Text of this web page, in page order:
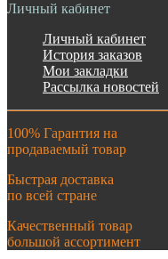
Личный кабинет
Личный кабинет
История заказов
Мои закладки
Рассылка новостей
100% Гарантия на
продаваемый товар
Быстрая доставка
по всей стране
Качественный товар
большой ассортимент